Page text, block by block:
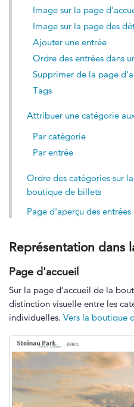
Image sur la page
Image sur la page des
Ajouter une entrée
Ordre des entrées dans
Supprimer de la page
Tags
Attribuer une catégorie
Par catégorie
Par entrée
Ordre des catégories sur
boutique de billets
Page d'aperçu des entrées
Représentation dans
Page d'accueil
Sur la page d'accueil de la
distinction visuelle entre les
individuelles. Vers la boutique